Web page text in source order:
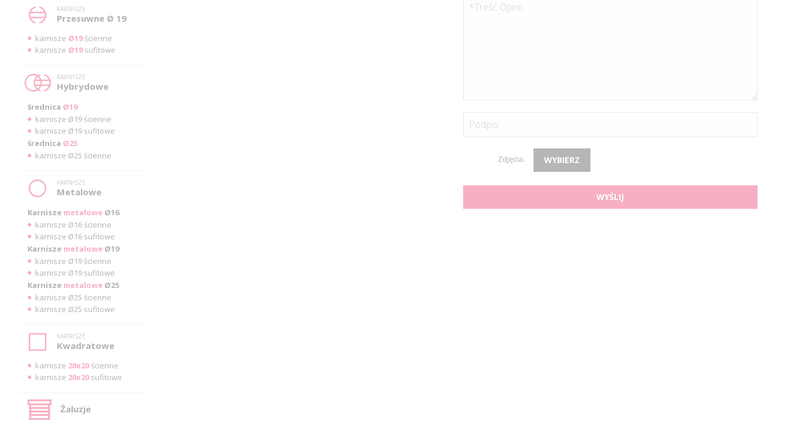
KARNISZE
Przesuwne Ø 19
karnisze Ø19ścienne
karnisze Ø19sufitowe
KARNISZE
Hybrydowe
średnica Ø19
karnisze Ø19 ścienne
karnisze Ø19 sufitowe
średnica Ø25
karnisze Ø25 ścienne
KARNISZE
Metalowe
Karnisze metalowe Ø16
karnisze Ø16 ścienne
karnisze Ø16 sufitowe
Karnisze metalowe Ø19
karnisze Ø19 ścienne
karnisze Ø19 sufitowe
Karnisze metalowe Ø25
karnisze Ø25 ścienne
karnisze Ø25 sufitowe
KARNISZE
Kwadratowe
karnisze 20x20 ścienne
karnisze 20x20 sufitowe
Żaluzje
*Treść Opinii:
Podpis:
Zdjęcia: WYBIERZ
WYŚLIJ